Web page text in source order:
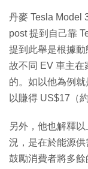
0
%
丹麥 Tesla Model
post 提到自己靠
提到此舉是根據動
故不同 EV 車主在
的。如以他為例
以賺得 US$17（
另外，他也解釋
況，是在於能源
鼓勵消費者將多餘